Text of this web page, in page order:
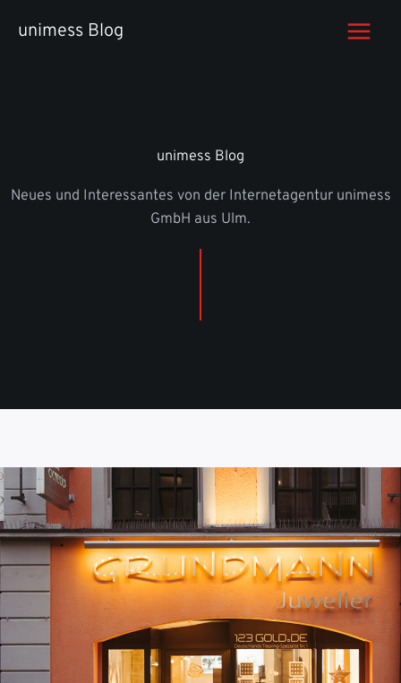
Inhaltunimess Blog
unimess Blog
Neues und Interessantes von der Internetagentur unimess
GmbH aus Ulm.
SEITE
SEITESEITESEITE